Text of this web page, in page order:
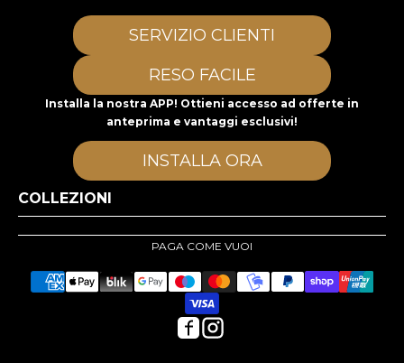
SERVIZIO CLIENTI
RESO FACILE
Installa la nostra APP! Ottieni accesso ad offerte in
anteprima e vantaggi esclusivi!
INSTALLA ORA
COLLEZIONI
PAGA COME VUOI